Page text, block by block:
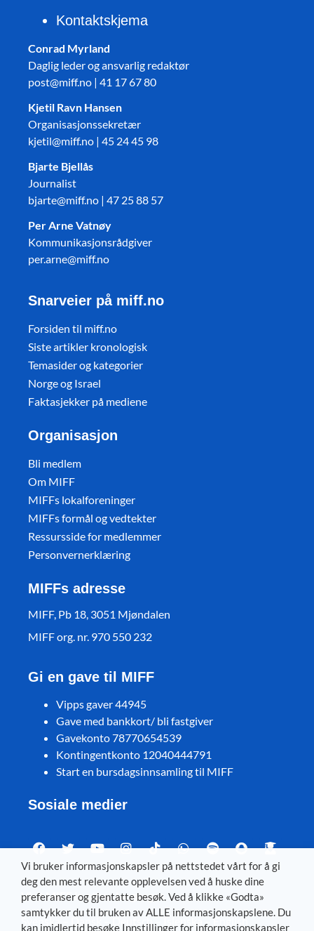
Kontaktskjema
Conrad Myrland
Daglig leder og ansvarlig redaktør
post@miff.no | 41 17 67 80
Kjetil Ravn Hansen
Organisasjonssekretær
kjetil@miff.no | 45 24 45 98
Bjarte Bjellås
Journalist
bjarte@miff.no | 47 25 88 57
Per Arne Vatnøy
Kommunikasjonsrådgiver
per.arne@miff.no
Snarveier på miff.no
Forsiden til miff.no
Siste artikler kronologisk
Temasider og kategorier
Norge og Israel
Faktasjekker på mediene
Organisasjon
Bli medlem
Om MIFF
MIFFs lokalforeninger
MIFFs formål og vedtekter
Ressursside for medlemmer
Personvernerklæring
MIFFs adresse
MIFF, Pb 18, 3051 Mjøndalen
MIFF org. nr. 970 550 232
Gi en gave til MIFF
Vipps gaver 44945
Gave med bankkort/ bli fastgiver
Gavekonto 78770654539
Kontingentkonto 12040444791
Start en bursdagsinnsamling til MIFF
Sosiale medier
Visit MIFF in other languages
Svenska– Dansk – Deutsch– Íslenska –English
Vi bruker informasjonskapsler på nettstedet vårt for å gi
deg den mest relevante opplevelsen ved å huske dine
preferanser og gjentatte besøk. Ved å klikke «Godta»
samtykker du til bruken av ALLE informasjonskapslene. Du
kan imidlertid besøke Innstillinger for informasjonskapsler